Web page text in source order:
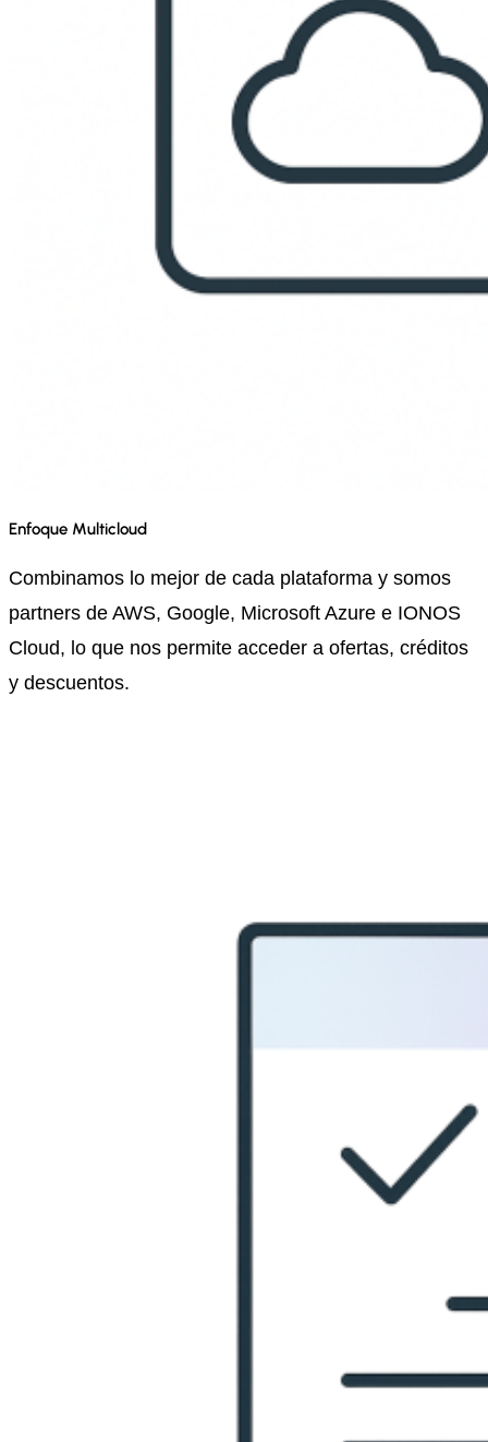
Enfoque Multicloud
Combinamos lo mejor de cada plataforma y somos
partners de AWS, Google, Microsoft Azure e IONOS
Cloud, lo que nos permite acceder a ofertas, créditos
y descuentos.